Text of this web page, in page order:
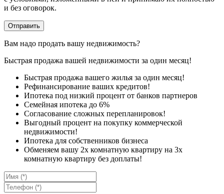
и без оговорок.
Вам надо продать вашу недвижимость?
Быстрая продажа вашей недвижимости за один месяц!
Быстрая продажа вашего жилья за один месяц!
Рефинансирование ваших кредитов!
Ипотека под низкий процент от банков партнеров
Семейная ипотека до 6%
Согласование сложных перепланировок!
Выгодный процент на покупку коммерческой
недвижимости!
Ипотека для собственников бизнеса
Обменяем вашу 2х комнатную квартиру на 3х
комнатную квартиру без доплаты!